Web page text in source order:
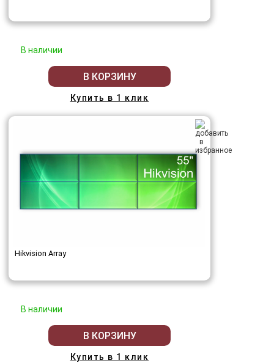
В наличии
В КОРЗИНУ
Купить в 1 клик
Hikvision Array
В наличии
В КОРЗИНУ
Купить в 1 клик